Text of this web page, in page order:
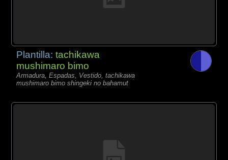
Plantilla:tachikawa
mushimaro bimo
Armadura, Espadas, Vestido, tachikawa
mushimaro bimo shingeki no bahamut